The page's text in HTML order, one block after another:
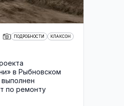
ПОДРОБНОСТИ КЛАКСОН
в Рыбновском
выполнен
по ремонту